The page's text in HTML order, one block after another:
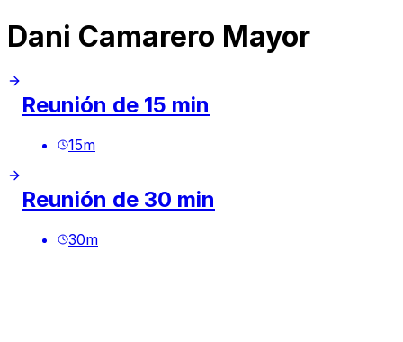
Dani Camarero Mayor
Reunión de 15 min
15m
Reunión de 30 min
30m